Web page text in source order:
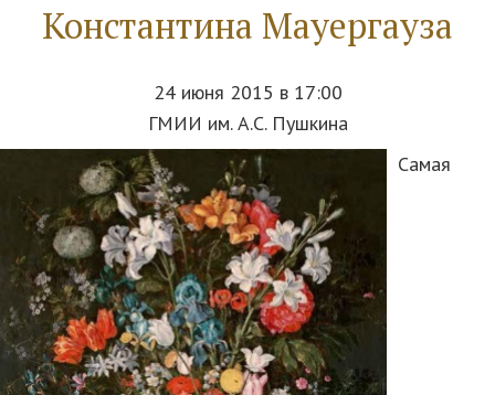
Константина Мауергауза
24 июня 2015 в 17:00
ГМИИ им. А.С. Пушкина
Самая